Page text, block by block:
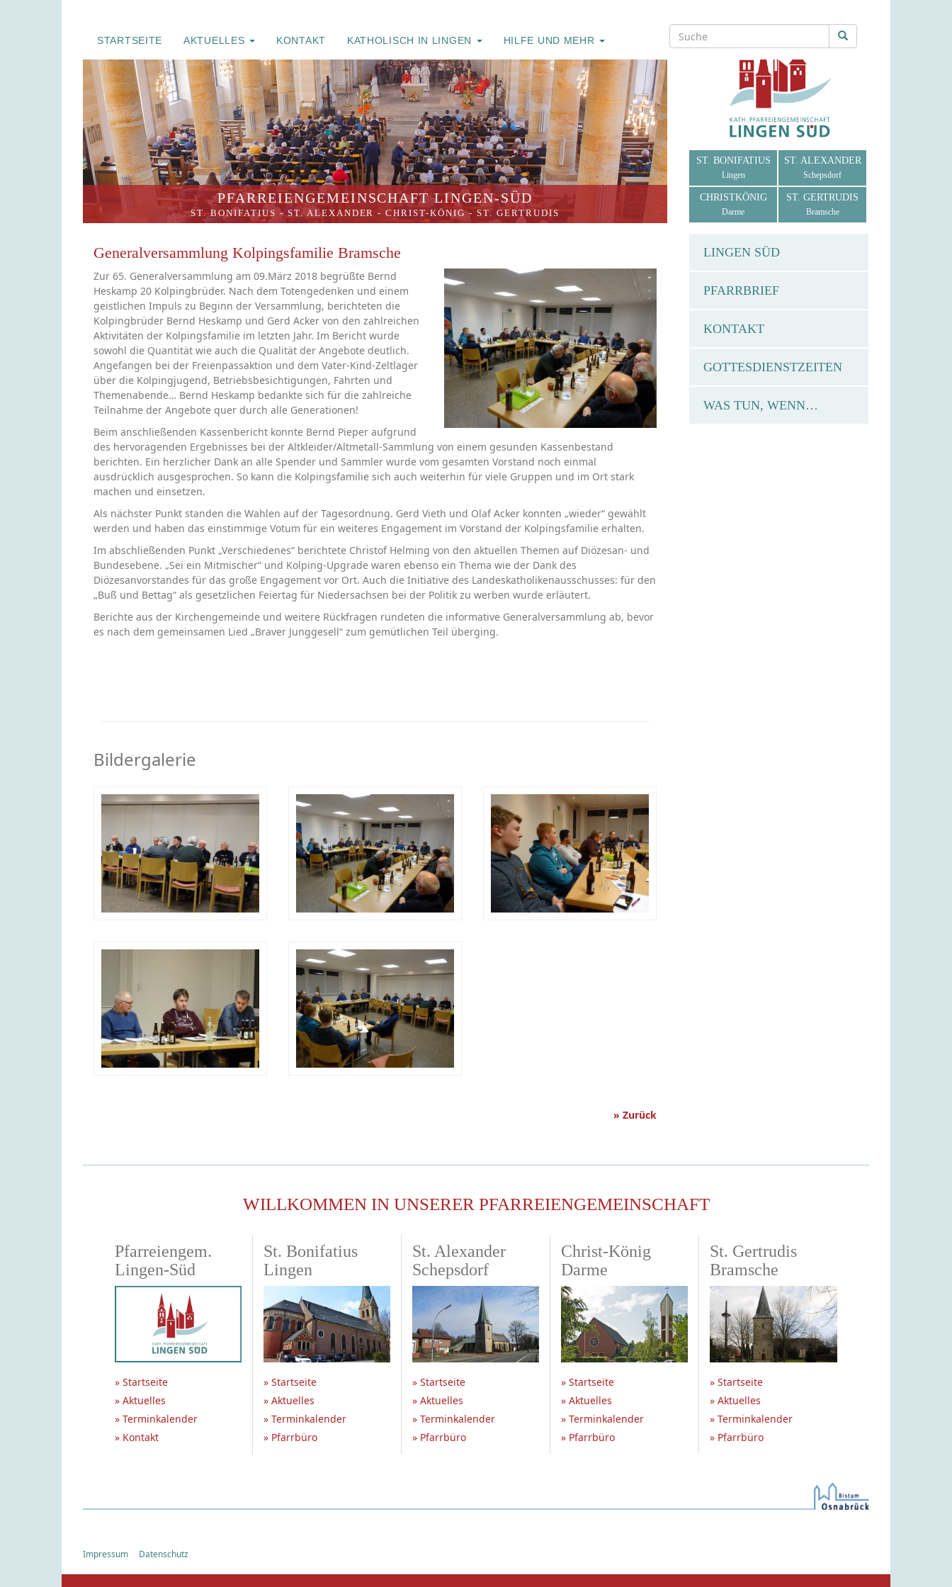
STARTSEITE AKTUELLES KONTAKT KATHOLISCH IN LINGEN HILFE UND MEHR
PFARREIENGEMEINSCHAFT LINGEN-SÜD
ST. BONIFATIUS - ST. ALEXANDER -CHRIST-KÖNIG-ST. GERTRUDIS
Generalversammlung Kolpingsfamilie Bramsche
Zur 65. Generalversammlung am 09.März 2018 begrüßte Bernd
Heskamp 20 Kolpingbrüder. Nach dem Totengedenken und einem
geistlichen Impuls zu Beginn der Versammlung, berichteten die
Kolpingbrüder Bernd Heskamp und Gerd Acker von den zahlreichen
Aktivitäten der Kolpingsfamilie im letzten Jahr. Im Bericht wurde
sowohl die Quantität wie auch die Qualität der Angebote deutlich.
Angefangen bei der Freienpassaktion und dem Vater-Kind-Zeltlager
über die Kolpingjugend, Betriebsbesichtigungen, Fahrten und
Themenabende… Bernd Heskamp bedankte sich für die zahlreiche
Teilnahme der Angebote quer durch alle Generationen!
Beim anschließenden Kassenbericht konnte Bernd Pieper aufgrund
des hervoragenden Ergebnisses bei der Altkleider/Altmetall-Sammlung von einem gesunden Kassenbestand
berichten. Ein herzlicher Dank an alle Spender und Sammler wurde vom gesamten Vorstand noch einmal
ausdrücklich ausgesprochen. So kann die Kolpingsfamilie sich auch weiterhin für viele Gruppen und im Ort stark
machen und einsetzen.
Als nächster Punkt standen die Wahlen auf der Tagesordnung. Gerd Vieth und Olaf Acker konnten „wieder“ gewählt
werden und haben das einstimmige Votum für ein weiteres Engagement im Vorstand der Kolpingsfamilie erhalten.
Im abschließenden Punkt „Verschiedenes“ berichtete Christof Helming von den aktuellen Themen auf Diözesan- und
Bundesebene. „Sei ein Mitmischer“ und Kolping-Upgrade waren ebenso ein Thema wie der Dank des
Diözesanvorstandes für das große Engagement vor Ort. Auch die Initiative des Landeskatholikenausschusses: für den
„Buß und Bettag“ als gesetzlichen Feiertag für Niedersachsen bei der Politik zu werben wurde erläutert.
Berichte aus der Kirchengemeinde und weitere Rückfragen rundeten die informative Generalversammlung ab, bevor
es nach dem gemeinsamen Lied „Braver Junggesell“ zum gemütlichen Teil überging.
Bildergalerie
» Zurück
ST. BONIFATIUS
Lingen
ST. ALEXANDER
Schepsdorf
CHRISTKÖNIG
Darme
ST. GERTRUDIS
Bramsche
LINGEN SÜD
PFARRBRIEF
KONTAKT
GOTTESDIENSTZEITEN
WAS TUN, WENN…
WILLKOMMEN IN UNSERER PFARREIENGEMEINSCHAFT
Pfarreiengem.
Lingen-Süd
» Startseite
» Aktuelles
» Terminkalender
» Kontakt
St. Bonifatius
Lingen
» Startseite
» Aktuelles
» Terminkalender
» Pfarrbüro
St. Alexander
Schepsdorf
» Startseite
» Aktuelles
» Terminkalender
» Pfarrbüro
Christ-König
Darme
» Startseite
» Aktuelles
» Terminkalender
» Pfarrbüro
St. Gertrudis
Bramsche
» Startseite
» Aktuelles
» Terminkalender
» Pfarrbüro
Impressum Datenschutz